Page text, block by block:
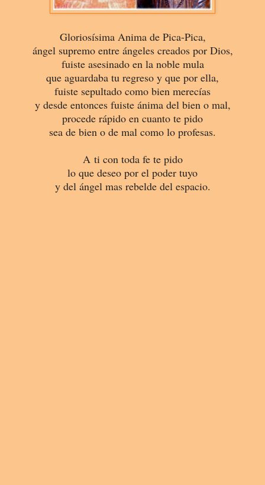
Gloriosísima Anima de Pica-Pica,
ángel supremo entre ángeles creados por Dios,
fuiste asesinado en la noble mula
que aguardaba tu regreso y que por ella,
fuiste sepultado como bien merecías
y desde entonces fuiste ánima del bien o mal,
procede rápido en cuanto te pido
sea de bien o de mal como lo profesas.
A ti con toda fe te pido
lo que deseo por el poder tuyo
y del ángel mas rebelde del espacio.